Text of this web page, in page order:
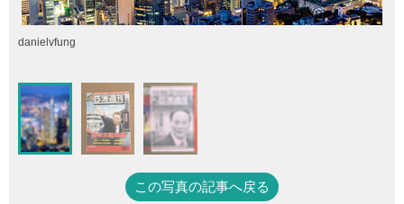
danielvfung
この写真の記事へ戻る